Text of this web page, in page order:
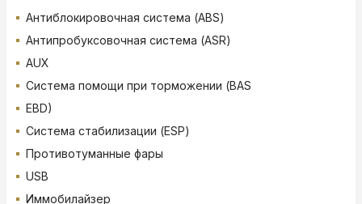
Антиблокировочная система (ABS)
Антипробуксовочная система (ASR)
AUX
Система помощи при торможении (BAS
EBD)
Система стабилизации (ESP)
Противотуманные фары
USB
Иммобилайзер